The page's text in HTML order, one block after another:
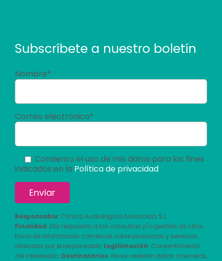
Subscríbete a nuestro boletín
Nombre*
Correo electrónico*
Consiento el uso de mis datos para los fines
indicados en la Política de privacidad
Responsable: Clínica Audiologica Avanzada, S.L.
Finalidad: Dar respuesta a las consultas y/o gestión de citas.
Envío de información comercial sobre productos y servicios
ofrecidos por el responsable. Legitimación: Consentimiento
del interesado. Destinatarios: No se cederán datos a terceros,